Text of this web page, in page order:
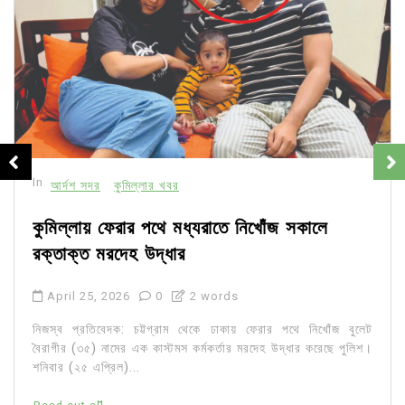
In আর্দশ সদর কুমিল্লার খবর
কুমিল্লায় ফেরার পথে মধ্যরাতে নিখোঁজ সকালে
রক্তাক্ত মরদেহ উদ্ধার
April 25, 2026 0 2 words
নিজস্ব প্রতিবেদক: চট্টগ্রাম থেকে ঢাকায় ফেরার পথে নিখোঁজ বুলেট
বৈরাগীর (৩৫) নামের এক কাস্টমস কর্মকর্তার মরদেহ উদ্ধার করেছে পুলিশ।
শনিবার (২৫ এপ্রিল)...